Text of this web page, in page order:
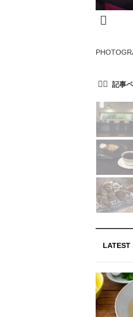
LATEST